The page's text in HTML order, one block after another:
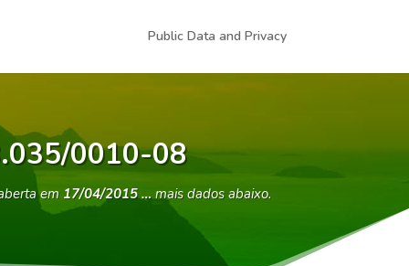
Public Data and Privacy
0010-08
em 17/04/2015 …mais dados abaixo.